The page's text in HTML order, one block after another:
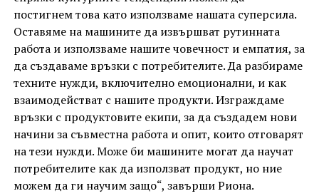
постигнем това като използваме нашата суперсила.
Оставяме на машините да извършват рутинната
работа и използваме нашите човечност и емпатия, за
да създаваме връзки с потребителите. Да разбираме
техните нужди, включително емоционални, и как
взаимодействат с нашите продукти. Изграждаме
връзки с продуктовите екипи, за да създадем нови
начини за съвместна работа и опит, които отговарят
на тези нужди. Може би машините могат да научат
потребителите как да използват продукт, но ние
можем да ги научим защо“, завърши Риона.